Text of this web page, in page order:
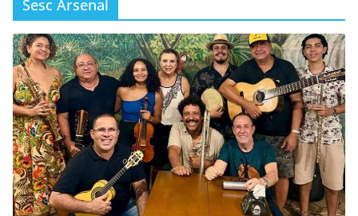
Sesc Arsenal